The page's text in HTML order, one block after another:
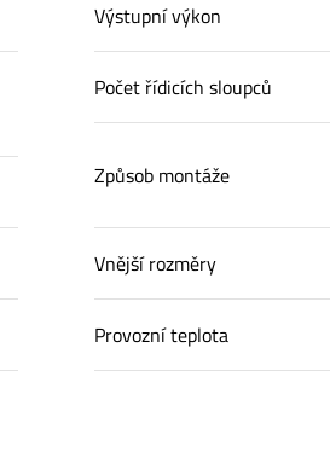
Výstupní výkon
Počet řídicích sloupců
Způsob montáže
Vnější rozměry
Provozní teplota